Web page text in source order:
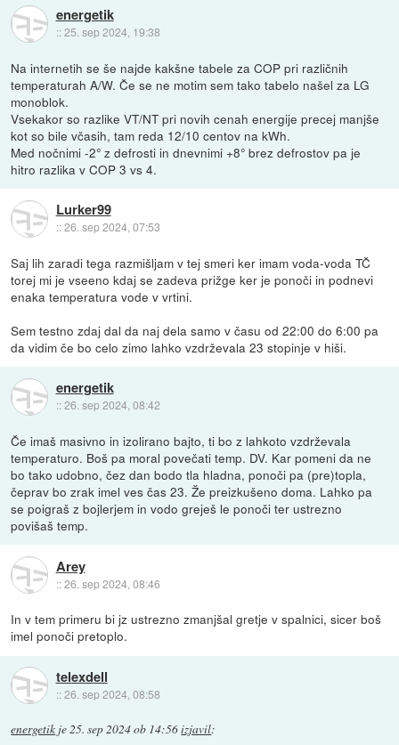
energetik
::25. sep 2024, 19:38
Na internetih se še najde kakšne tabele za COP pri različnih
temperaturah A/W. Če se ne motim sem tako tabelo našel za LG
monoblok.
Vsekakor so razlike VT/NT pri novih cenah energije precej manjše
kot so bile včasih, tam reda 12/10 centov na kWh.
Med nočnimi -2° z defrosti in dnevnimi +8° brez defrostov pa je
hitro razlika v COP 3 vs 4.
Lurker99
::26. sep 2024, 07:53
Saj lih zaradi tega razmišljam v tej smeri ker imam voda-voda TČ
torej mi je vseeno kdaj se zadeva prižge ker je ponoči in podnevi
enaka temperatura vode v vrtini.
Sem testno zdaj dal da naj dela samo v času od 22:00 do 6:00 pa
da vidim če bo celo zimo lahko vzdrževala 23 stopinje v hiši.
energetik
::26. sep 2024, 08:42
Če imaš masivno in izolirano bajto, ti bo z lahkoto vzdrževala
temperaturo. Boš pa moral povečati temp. DV. Kar pomeni da ne
bo tako udobno, čez dan bodo tla hladna, ponoči pa (pre)topla,
čeprav bo zrak imel ves čas 23. Že preizkušeno doma. Lahko pa
se poigraš z bojlerjem in vodo greješ le ponoči ter ustrezno
povišaš temp.
Arey
::26. sep 2024, 08:46
In v tem primeru bi jz ustrezno zmanjšal gretje v spalnici, sicer boš
imel ponoči pretoplo.
telexdell
::26. sep 2024, 08:58
energetik je25. sep 2024 ob 14:56izjavil: